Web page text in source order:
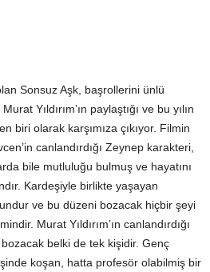
Sonsuz Aşk, başrollerini ünlü
Yıldırım’ın paylaştığı ve bu yılın
biri olarak karşımıza çıkıyor. Filmin
canlandırdığı Zeynep karakteri,
bile mutluluğu bulmuş ve hayatını
Kardeşiyle birlikte yaşayan
ve bu düzeni bozacak hiçbir şeyi
Murat Yıldırım’ın canlandırdığı
belki de tek kişidir. Genç
koşan, hatta profesör olabilmiş bir